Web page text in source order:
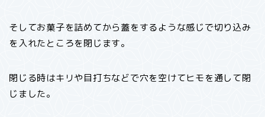
そしてお菓子を詰めてから蓋をするような感じで切り込み
を入れたところを閉じます。
閉じる時はキリや目打ちなどで穴を空けてヒモを通して閉
じました。